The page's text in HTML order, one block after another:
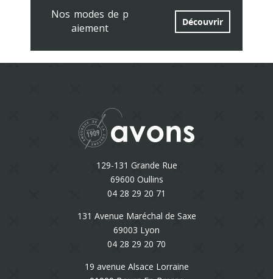
Nos modes de p
aiement
Découvrir
129-131 Grande Rue
69600 Oullins
04 28 29 20 71
131 Avenue Maréchal de Saxe
69003 Lyon
04 28 29 20 70
19 avenue Alsace Lorraine